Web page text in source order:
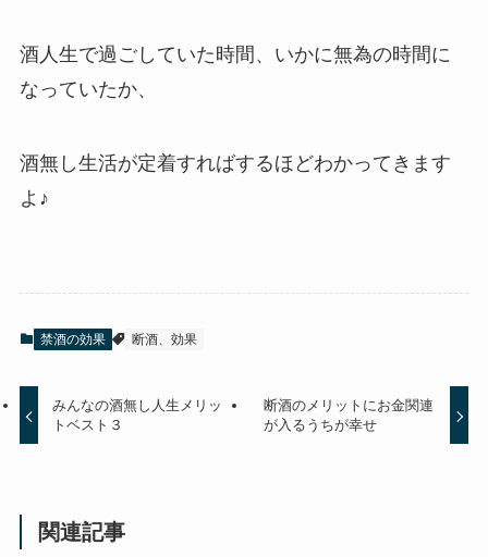
酒人生で過ごしていた時間、いかに無為の時間に
なっていたか、
酒無し生活が定着すればするほどわかってきます
よ♪
禁酒の効果 断酒、効果
みんなの酒無し人生メリッ
トベスト３
断酒のメリットにお金関連
が入るうちが幸せ
関連記事